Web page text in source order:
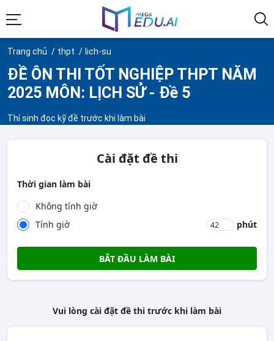
Trang chủ thpt lich-su
ĐỀ ÔN THI TỐT NGHIỆP THPT NĂM
2025 MÔN: LỊCH SỬ - Đề 5
Thí sinh đọc kỹ đề trước khi làm bài
Cài đặt đề thi
Thời gian làm bài
Không tính giờ
Tính giờ
phút
BẮT ĐẦU LÀM BÀI
Vui lòng cài đặt đề thi trước khi làm bài